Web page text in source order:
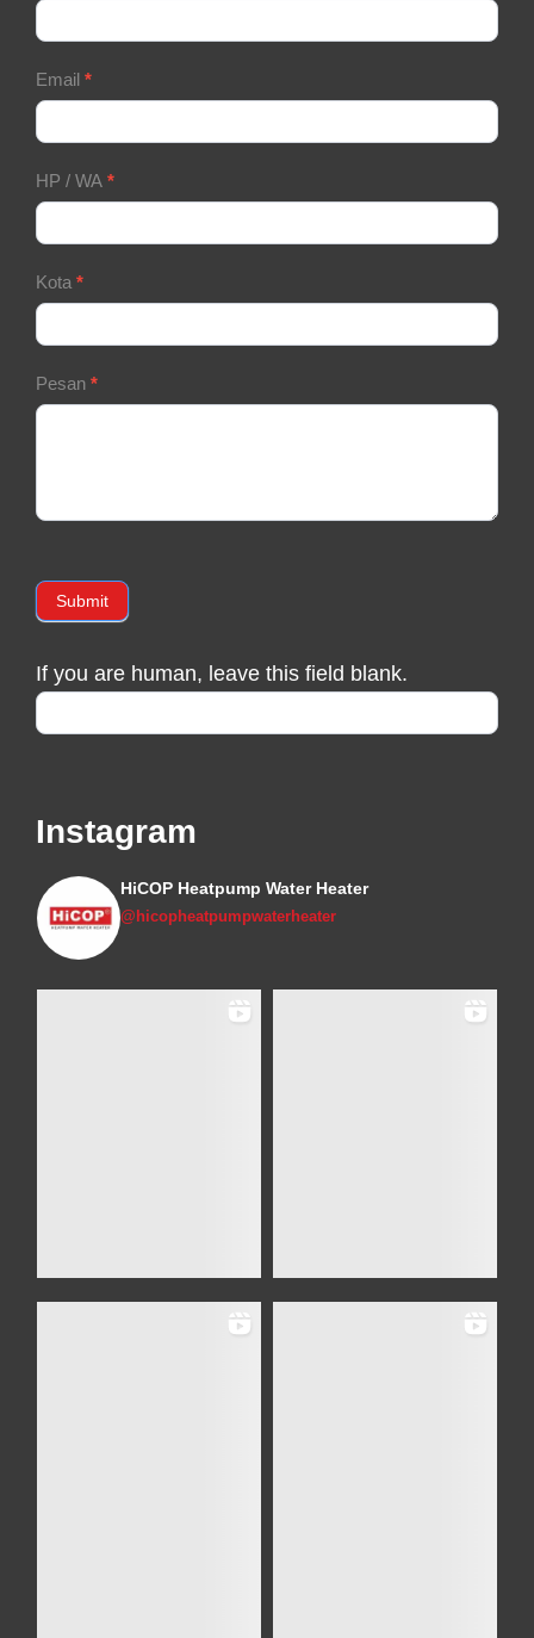
Form
Email *
HP / WA *
Kota *
Pesan *
Submit
If you are human, leave this field blank.
Instagram
HiCOP Heatpump Water Heater
@hicopheatpumpwaterheater